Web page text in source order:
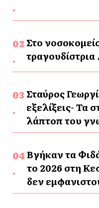
Στο
Σταύρος
εξελίξεις- Τα
λάπτοπ του
Βγήκαν τα
το 2026 στη
δεν